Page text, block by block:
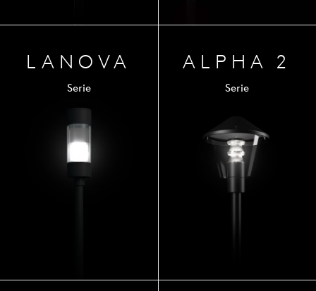
LANOVA
Serie
ALPHA 2
Serie